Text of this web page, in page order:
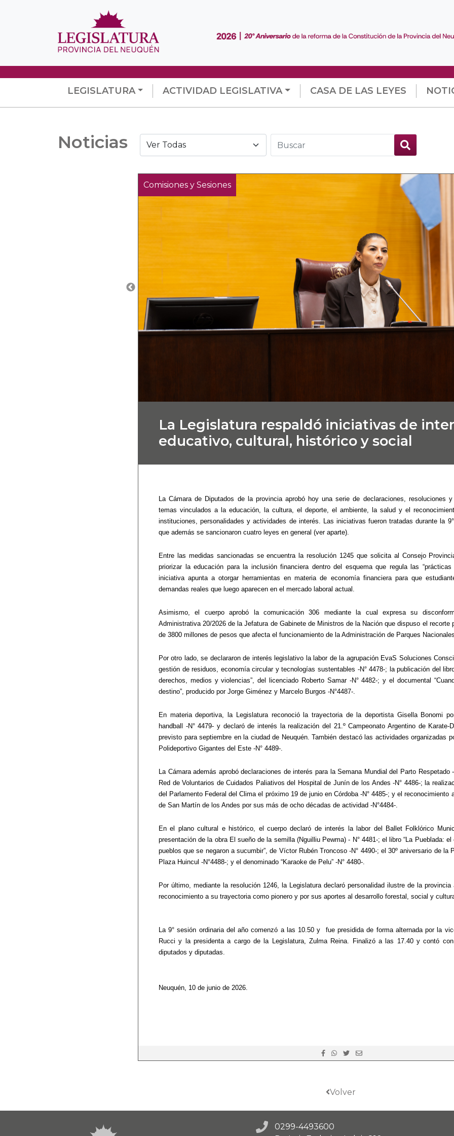
LEGISLATURA ACTIVIDAD LEGISLATIVA CASA DE LAS LEYES
Noticias
Comisiones y Sesiones
La Legislatura respaldó iniciativas de
educativo, cultural, histórico y social
La Cámara de Diputados de la provincia aprobó hoy una serie de declaraciones, resoluciones
temas vinculados a la educación, la cultura, el deporte, el ambiente, la salud y el
instituciones, personalidades y actividades de interés. Las iniciativas fueron tratadas durante la
que además se sancionaron cuatro leyes en general (ver aparte).
Entre las medidas sancionadas se encuentra la resolución 1245 que solicita al Consejo
priorizar la educación para la inclusión financiera dentro del esquema que regula las “prácticas
iniciativa apunta a otorgar herramientas en materia de economía financiera para que
demandas reales que luego aparecen en el mercado laboral actual.
Asimismo, el cuerpo aprobó la comunicación 306 mediante la cual expresa su
Administrativa 20/2026 de la Jefatura de Gabinete de Ministros de la Nación que dispuso el recorte
de 3800 millones de pesos que afecta el funcionamiento de la Administración de Parques
Por otro lado, se declararon de interés legislativo la labor de la agrupación EvaS Soluciones
gestión de residuos, economía circular y tecnologías sustentables -N° 4478-; la publicación del
derechos, medios y violencias”, del licenciado Roberto Samar -N° 4482-; y el documental
destino”, producido por Jorge Giménez y Marcelo Burgos -N°4487-.
En materia deportiva, la Legislatura reconoció la trayectoria de la deportista Gisella Bonomi
handball -N° 4479- y declaró de interés la realización del 21.º Campeonato Argentino de Karate-
previsto para septiembre en la ciudad de Neuquén. También destacó las actividades organizadas
Polideportivo Gigantes del Este -N° 4489-.
La Cámara además aprobó declaraciones de interés para la Semana Mundial del Parto Respetado
Red de Voluntarios de Cuidados Paliativos del Hospital de Junín de los Andes -N° 4486-; la
del Parlamento Federal del Clima el próximo 19 de junio en Córdoba -N° 4485-; y el reconocimiento
de San Martín de los Andes por sus más de ocho décadas de actividad -N°4484-.
En el plano cultural e histórico, el cuerpo declaró de interés la labor del Ballet Folklórico
presentación de la obra El sueño de la semilla (Nguilliu Pewma) - N° 4481-; el libro “La Pueblada:
pueblos que se negaron a sucumbir”, de Víctor Rubén Troncoso -N° 4490-; el 30º aniversario de la
Plaza Huincul -N°4488-; y el denominado “Karaoke de Pelu” -N° 4480-.
Por último, mediante la resolución 1246, la Legislatura declaró personalidad ilustre de la provincia
reconocimiento a su trayectoria como pionero y por sus aportes al desarrollo forestal, social y
La 9° sesión ordinaria del año comenzó a las 10.50 y  fue presidida de forma alternada por la
Rucci y la presidenta a cargo de la Legislatura, Zulma Reina. Finalizó a las 17.40 y contó
diputados y diputadas.
Neuquén, 10 de junio de 2026.
Volver
0299-4493600